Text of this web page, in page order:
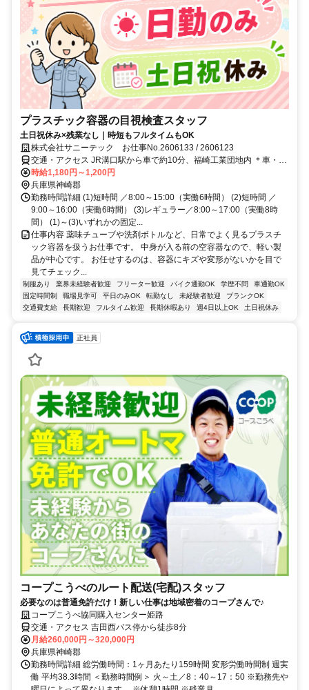
プラスチック容器の目視検査スタッフ
土日祝休み×残業なし｜時短もフルタイムもOK
株式会社サニーテック お仕事No.2606133 / 2606123
交通・アクセス JR溝口駅から車で約10分、福崎工業団地内 ＊車・バ
イク通勤OK
時給1,180円～1,200円
兵庫県神崎郡
勤務時間詳細 (1)短時間 ／8:00～15:00（実働6時間） (2)短時間 ／
9:00～16:00（実働6時間） (3)レギュラー／8:00～17:00（実働8時
間） (1)～(3)いずれかの固定...
仕事内容 薬味チューブや洗剤ボトルなど、日常でよく見るプラスチ
ック容器を扱うお仕事です。 中身が入る前の空容器なので、軽い製
品が中心です。 お任せするのは、容器にキズや変形がないかを目で
見てチェック...
制服あり 業界未経験者歓迎 フリーター歓迎 バイク通勤OK 学歴不問
車通勤OK
固定時間制
職場見学可 平日のみOK 転勤なし 未経験者歓迎
ブランクOK
交通費支給
長期歓迎 フルタイム歓迎 長期休暇あり 週4日以上OK 土日祝休み
正社員
コープこうべのルート配送(宅配)スタッフ
必要なのは普通免許だけ！新しい仕事は地域密着のコープさんで♪
コープこうべ協同購入センター姫路
交通・アクセス 吉田西バス停から徒歩8分
月給260,000円～320,000円
兵庫県神崎郡
勤務時間詳細 総労働時間：1ヶ月あたり159時間 変形労働時間制 週実
働 平均38.3時間 ＜勤務時間例＞ 火～土／8：40～17：50 ※勤務先や